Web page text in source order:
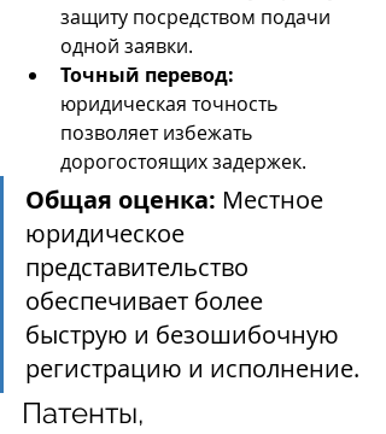
защиту посредством подачи
одной заявки.
Точный перевод:
юридическая точность
позволяет избежать
дорогостоящих задержек.
Общая оценка: Местное
юридическое
представительство
обеспечивает более
быструю и безошибочную
регистрацию и исполнение.
Патенты,